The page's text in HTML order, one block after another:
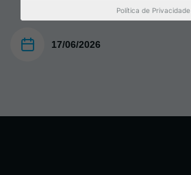
17/06/2026
Política de Privacidade